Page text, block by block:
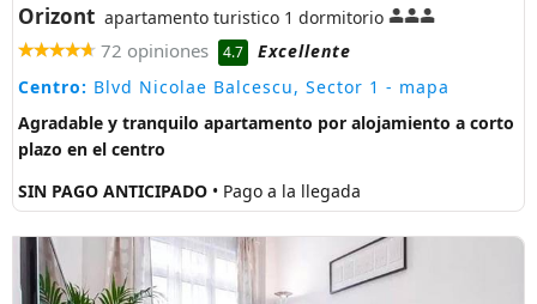
Orizont apartamento turistico 1 dormitorio
72 opiniones 4.7
Excellente
Centro: Blvd Nicolae Balcescu, Sector 1 - mapa
Agradable y tranquilo apartamento por alojamiento a corto
plazo en el centro
SIN PAGO ANTICIPADO • Pago a la llegada